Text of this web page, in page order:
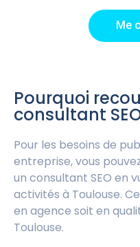
Me
Pourquoi
consultant
Pour les besoins de
entreprise, vous
un consultant SEO en
activités à Toulouse.
en agence soit en
Toulouse.